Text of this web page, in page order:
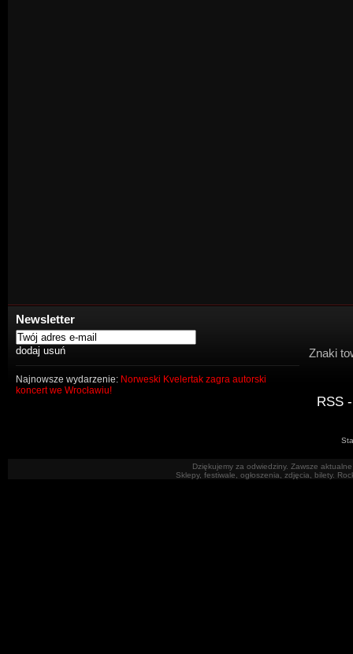
Newsletter
Najnowsze wydarzenie: Norweski Kvelertak zagra autorski
koncert we Wrocławiu!
Znaki
RSS
Dziękujemy za odwiedziny. Zawsze
Sklepy, festiwale, ogłoszenia, zdjęcia, bilety.